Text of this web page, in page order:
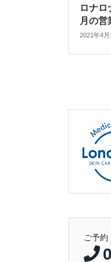
ロナ
月の営
2021年4月
ご予約